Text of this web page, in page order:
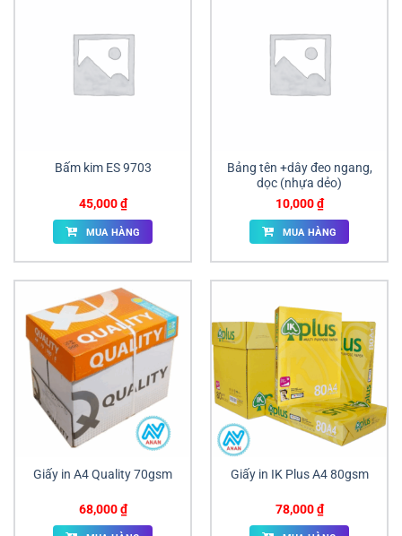
Bấm kim ES 9703
45,000₫
MUA HÀNG
Bảng tên +dây đeo ngang,
dọc (nhựa dẻo)
10,000₫
MUA HÀNG
Giấy in A4 Quality 70gsm
68,000₫
Giấy in IK Plus A4 80gsm
78,000₫